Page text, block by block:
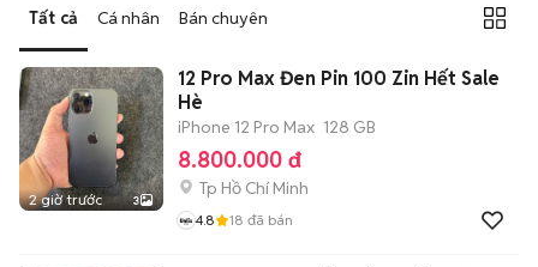
Tất cả Cá nhân Bán chuyên
2 giờ trước 3
12 Pro Max Đen Pin 100 Zin Hết Sale
Hè
iPhone 12 Pro Max 128 GB
8.800.000 đ
Tp Hồ Chí Minh
4.8 18 đã bán